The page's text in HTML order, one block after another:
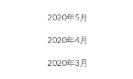
2020年5月
2020年4月
2020年3月